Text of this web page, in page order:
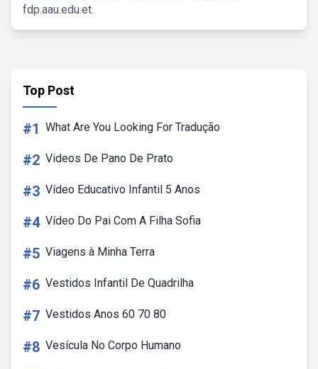
fdp.aau.edu.et.
Top Post
#1 What Are You Looking For Tradução
#2 Videos De Pano De Prato
#3 Vídeo Educativo Infantil 5 Anos
#4 Vídeo Do Pai Com A Filha Sofia
#5 Viagens à Minha Terra
#6 Vestidos Infantil De Quadrilha
#7 Vestidos Anos 60 70 80
#8 Vesícula No Corpo Humano